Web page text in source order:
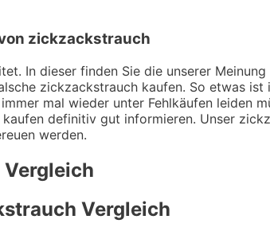
zickzackstrauch
In dieser finden Sie die unserer
zickzackstrauch kaufen. So etwas
mal wieder unter Fehlkäufen leiden
definitiv gut informieren. Unser
werden.
Vergleich
Vergleich